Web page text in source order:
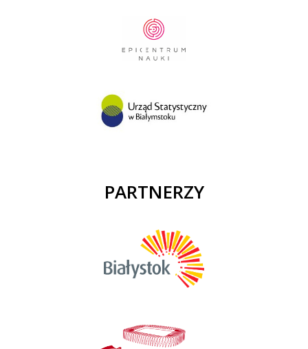
PARTNERZY